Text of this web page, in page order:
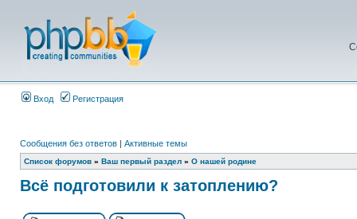
Вход Регистрация
Сообщения без ответов | Активные темы
Список форумов » Ваш первый раздел » О нашей родине
Всё подготовили к затоплению?